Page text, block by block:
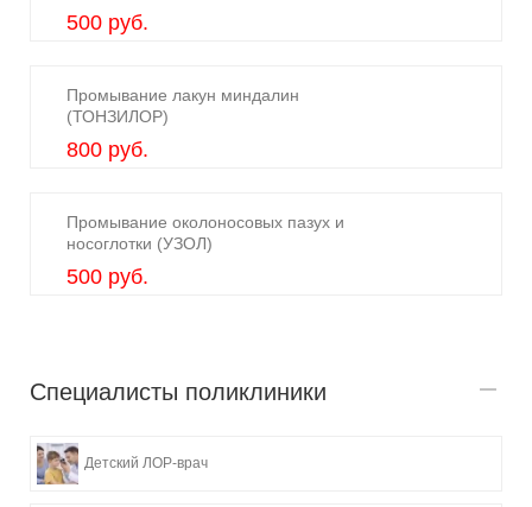
500 руб.
Промывание лакун миндалин
(ТОНЗИЛОР)
800 руб.
Промывание околоносовых пазух и
носоглотки (УЗОЛ)
500 руб.
Специалисты поликлиники
Детский ЛОР-врач